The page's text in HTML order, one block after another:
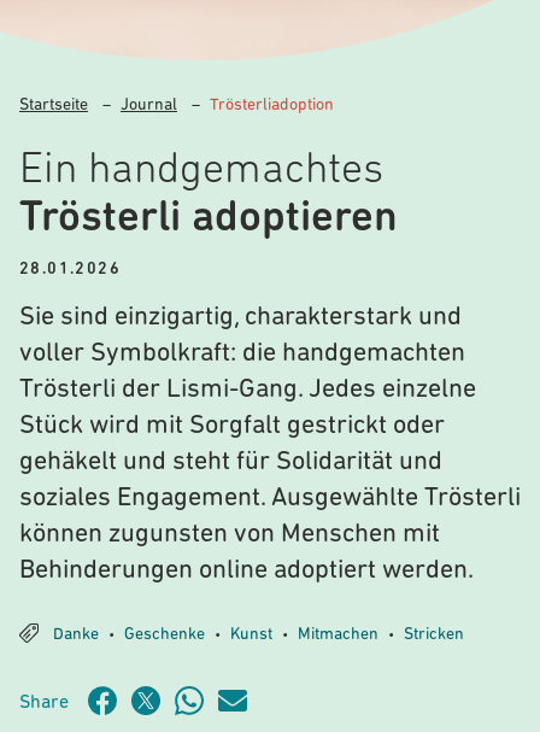
Startseite – Journal – Trösterliadoption
Ein handgemachtes
Trösterli adoptieren
28.01.2026
Sie sind einzigartig, charakterstark und
voller Symbolkraft: die handgemachten
Trösterli der Lismi-Gang. Jedes einzelne
Stück wird mit Sorgfalt gestrickt oder
gehäkelt und steht für Solidarität und
soziales Engagement. Ausgewählte Trösterli
können zugunsten von Menschen mit
Behinderungen online adoptiert werden.
Danke • Geschenke • Kunst • Mitmachen • Stricken
Share